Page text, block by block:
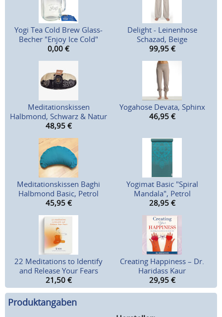
Yogi Tea Cold Brew Glass-
Becher "Enjoy Ice Cold"
0,00 €
Delight - Leinenhose
Schazad, Beige
99,95 €
Meditationskissen
Halbmond, Schwarz & Natur
48,95 €
Yogahose Devata, Sphinx
46,95 €
Meditationskissen Baghi
Halbmond Basic, Petrol
45,95 €
Yogimat Basic "Spiral
Mandala", Petrol
28,95 €
22 Meditations to Identify
and Release Your Fears
21,50 €
Creating Happiness – Dr.
Haridass Kaur
29,95 €
Produktangaben